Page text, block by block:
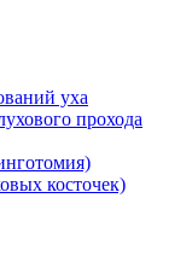
уха
прохода
косточек)